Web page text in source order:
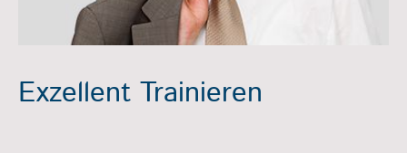
Exzellent Trainieren